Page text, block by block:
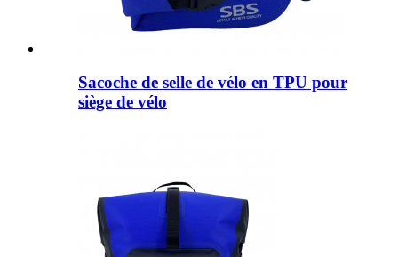
Sacoche de selle de vélo en TPU pour
siège de vélo